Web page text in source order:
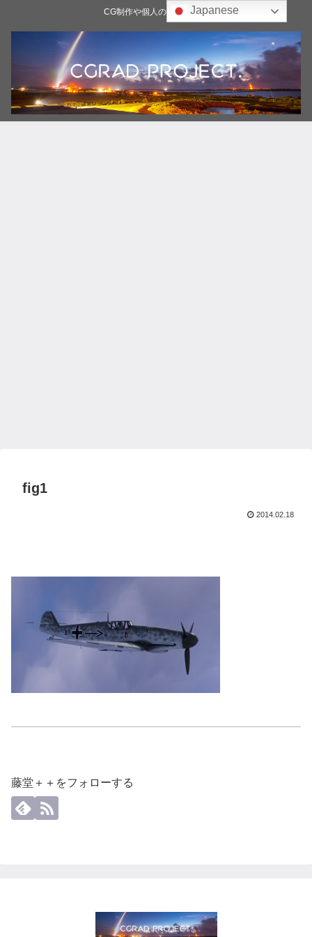
CG制作や個人の雑記ブログ
fig1
2014.02.18
藤堂＋＋をフォローする
Japanese